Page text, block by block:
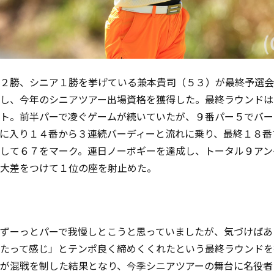
、シニア１勝を挙げている兼本貴司（５３）が最終予選
、今年のシニアツアー出場資格を獲得した。最終ラウンド
。前半パーで凌ぐゲームが続いていたが、９番パー５でバ
入り１４番から３連続バーディーと流れに乗り、最終１８
て６７をマーク。連日ノーボギーを達成し、トータル９ア
差をつけて１位の座を射止めた。
っとパーで我慢しとこうと思っていましたが、気づけば
って感じ」とテンポ良く締めくくれたという最終ラウンド
混戦を制した結果となり、今季シニアツアーの舞台に名役